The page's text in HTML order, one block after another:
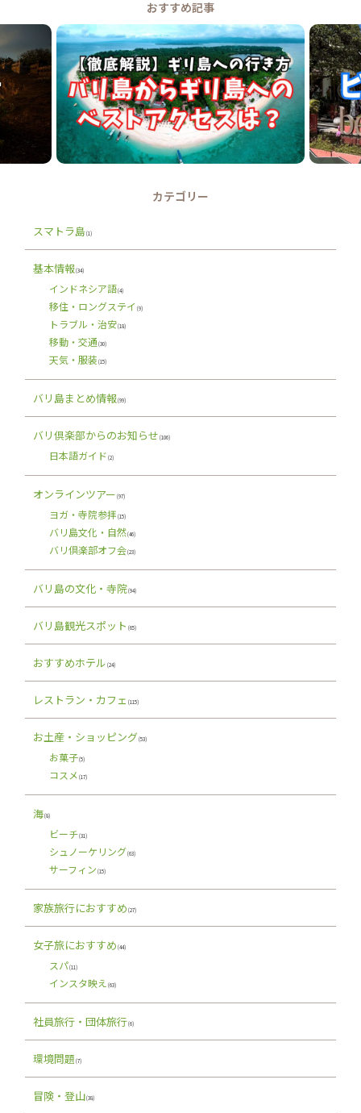
おすすめ記事
カテゴリー
スマトラ島(1)
基本情報(34)
インドネシア語(4)
移住・ロングステイ (9)
トラブル・治安(18)
移動・交通 (30)
天気・服装 (15)
バリ島まとめ情報(99)
バリ倶楽部からのお知らせ (106)
日本語ガイド (2)
オンラインツアー (97)
ヨガ・寺院参拝 (15)
バリ島文化・自然(46)
バリ倶楽部オフ会(23)
バリ島の文化・寺院(94)
バリ島観光スポット (65)
おすすめホテル (24)
レストラン・カフェ (115)
お土産・ショッピング(53)
お菓子(5)
コスメ (17)
海(8)
ビーチ(31)
シュノーケリング(63)
サーフィン (15)
家族旅行におすすめ (27)
女子旅におすすめ (44)
スパ(11)
インスタ映え (63)
社員旅行・団体旅行(6)
環境問題 (7)
冒険・登山(38)